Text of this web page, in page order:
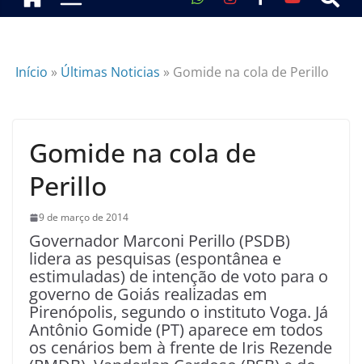
Início » Últimas Noticias » Gomide na cola de Perillo
Gomide na cola de
Perillo
9 de março de 2014
Governador Marconi Perillo (PSDB)
lidera as pesquisas (espontânea e
estimuladas) de intenção de voto para o
governo de Goiás realizadas em
Pirenópolis, segundo o instituto Voga. Já
Antônio Gomide (PT) aparece em todos
os cenários bem à frente de Iris Rezende